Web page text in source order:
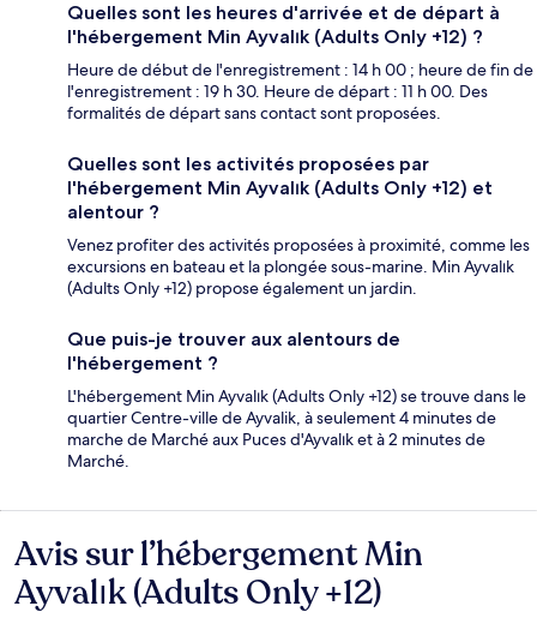
Quelles sont les heures d'arrivée et de départ à
l'hébergement Min Ayvalık (Adults Only +12) ?
Heure de début de l'enregistrement : 14 h 00 ; heure de fin de
l'enregistrement : 19 h 30. Heure de départ : 11 h 00. Des
formalités de départ sans contact sont proposées.
Quelles sont les activités proposées par
l'hébergement Min Ayvalık (Adults Only +12) et
alentour ?
Venez profiter des activités proposées à proximité, comme les
excursions en bateau et la plongée sous-marine. Min Ayvalık
(Adults Only +12) propose également un jardin.
Que puis-je trouver aux alentours de
l'hébergement ?
L'hébergement Min Ayvalık (Adults Only +12) se trouve dans le
quartier Centre-ville de Ayvalik, à seulement 4 minutes de
marche de Marché aux Puces d'Ayvalık et à 2 minutes de
Marché.
Avis
Avis sur l’hébergement Min
Ayvalık (Adults Only +12)